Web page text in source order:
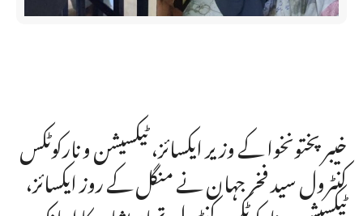
خیبرپختونخوا کے وزیر ایکسائز، ٹیکسیشن و نارکوٹکس
کنٹرول سید فخر جہان نے منگل کے روز ایکسائز،